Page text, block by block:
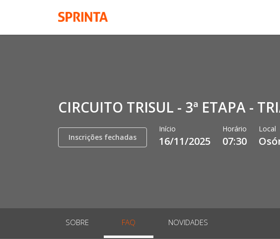
CIRCUITO TRISUL - 3ª ETAPA -
Inscrições fechadas
Início
16/11/2025
Horário
07:30
Local
SOBRE FAQ NOVIDADES